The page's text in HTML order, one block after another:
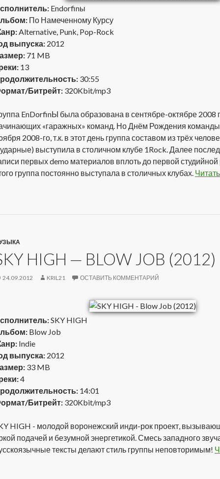
Endorfinы
По Намеченному Курсу
Alternative, Punk, Pop-Rock
выпуска: 2012
71 MB
13
30:55
Битрейт: 320Kbit/mp3
EnDorfinЫ была образована в сентябре-октябре 2008
«гаражных» команд. Но Днём Рождения команды
2008-го, т.к. в этот день группа составом из трёх
выступила в столичном клубе 1Rock. Далее
первых demo материалов вплоть до первой
группа постоянно выступала в столичных клубах.
HIGH — BLOW JOB (2012)
24.09.2012 KRIL21 ОСТАВИТЬ КОММЕНТАРИЙ
SKY HIGH
Blow Job
Indie
выпуска: 2012
33 MB
4
14:01
Битрейт: 320Kbit/mp3
HIGH - молодой воронежский инди-рок проект,
подачей и безумной энергетикой. Смесь западного
тексты делают стиль группы неповторимым!